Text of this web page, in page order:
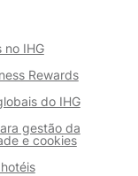
no IHG
Rewards
do IHG
gestão da
e cookies